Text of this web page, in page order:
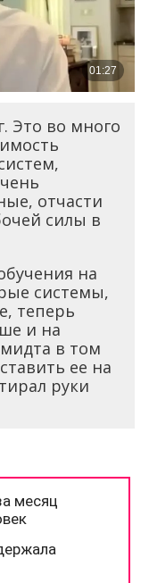
Это во много
отчасти
силы в
на
системы,
теперь
и на
в том
ее на
руки